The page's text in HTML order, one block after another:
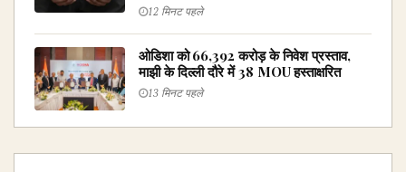
12 मिनट पहले
ओडिशा को ₹66,392 करोड़ के निवेश प्रस्ताव,
माझी के दिल्ली दौरे में 38 MOU हस्ताक्षरित
13 मिनट पहले